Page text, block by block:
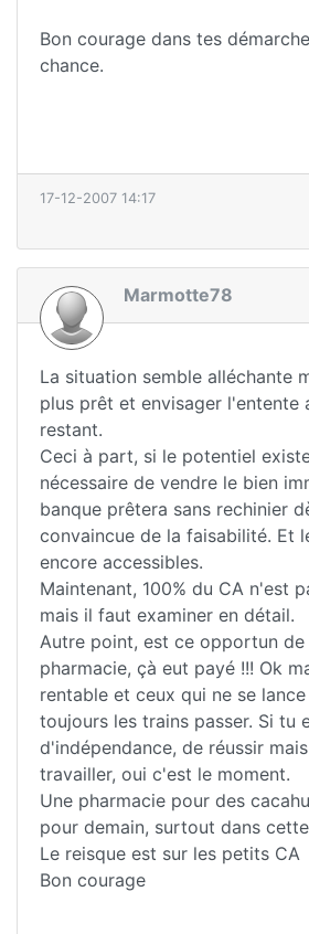
Bon courage dans tes
chance.
17-12-2007 14:17
Marmotte78
La situation semble alléchante
plus prêt et envisager l'entente
restant.
Ceci à part, si le potentiel
nécessaire de vendre le bien
banque prêtera sans rechinier
convaincue de la faisabilité. Et
encore accessibles.
Maintenant, 100% du CA n'est
mais il faut examiner en détail.
Autre point, est ce opportun de
pharmacie, çà eut payé !!! Ok
rentable et ceux qui ne se
toujours les trains passer. Si tu
d'indépendance, de réussir
travailler, oui c'est le moment.
Une pharmacie pour des
pour demain, surtout dans
Le reisque est sur les petits CA
Bon courage